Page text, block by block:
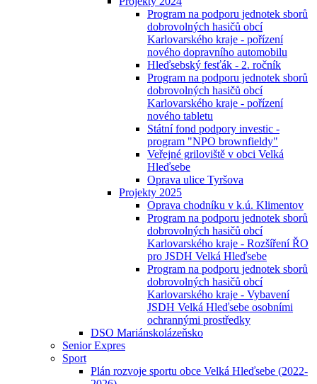
Program na podporu jednotek sborů
dobrovolných hasičů obcí
Karlovarského kraje - pořízení
nového dopravního automobilu
Hleďsebský fesťák - 2. ročník
Program na podporu jednotek sborů
dobrovolných hasičů obcí
Karlovarského kraje - pořízení
nového tabletu
Státní fond podpory investic -
program "NPO brownfieldy"
Veřejné griloviště v obci Velká
Hleďsebe
Oprava ulice Tyršova
Projekty 2025
Oprava chodníku v k.ú. Klimentov
Program na podporu jednotek sborů
dobrovolných hasičů obcí
Karlovarského kraje - Rozšíření ŘO
pro JSDH Velká Hleďsebe
Program na podporu jednotek sborů
dobrovolných hasičů obcí
Karlovarského kraje - Vybavení
JSDH Velká Hleďsebe osobními
ochrannými prostředky
DSO Mariánskolázeňsko
Senior Expres
Sport
Plán rozvoje sportu obce Velká Hleďsebe (2022-